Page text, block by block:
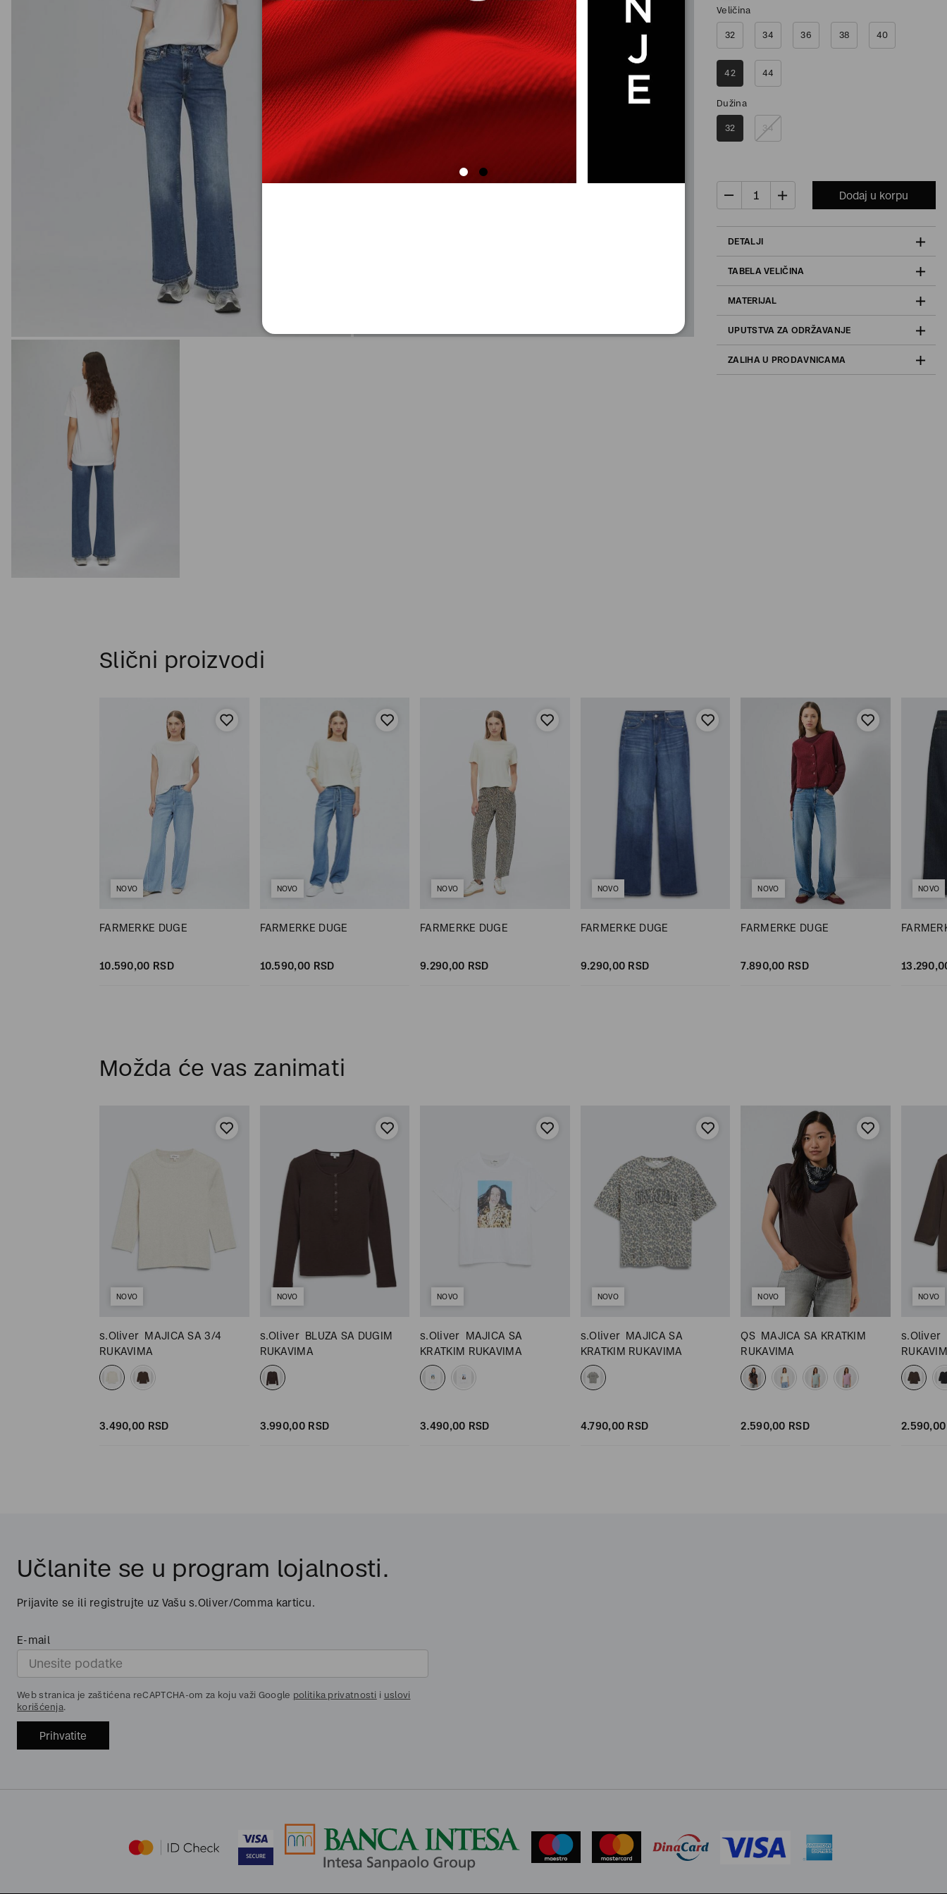
Veličina
32 34 36 38 40
42 44
Dužina
32 34
Dodaj u korpu
DETALJI
TABELA VELIČINA
MATERIJAL
UPUTSTVA ZA ODRŽAVANJE
ZALIHA U PRODAVNICAMA
Slični proizvodi
NOVO
FARMERKE DUGE
10.590,00 RSD
NOVO
FARMERKE DUGE
10.590,00 RSD
NOVO
FARMERKE DUGE
9.290,00 RSD
NOVO
FARMERKE DUGE
9.290,00 RSD
NOVO
FARMERKE DUGE
7.890,00 RSD
NOVO
13.290,
Možda će vas zanimati
NOVO
s.Oliver MAJICA SA 3/4
RUKAVIMA
3.490,00 RSD
NOVO
s.Oliver BLUZA SA DUGIM
RUKAVIMA
3.990,00 RSD
NOVO
s.Oliver MAJICA SA
KRATKIM RUKAVIMA
3.490,00 RSD
NOVO
s.Oliver MAJICA SA
KRATKIM RUKAVIMA
4.790,00 RSD
NOVO
QS MAJICA SA KRATKIM
RUKAVIMA
2.590,00 RSD
NOVO
s.Oliver
2.590,00
Učlanite se u program lojalnosti.
Prijavite se ili registrujte uz Vašu s.Oliver/Comma karticu.
E-mail
Web stranica je zaštićena reCAPTCHA-om za koju važi Google politika privatnosti i uslovi
korišćenja.
Prihvatite